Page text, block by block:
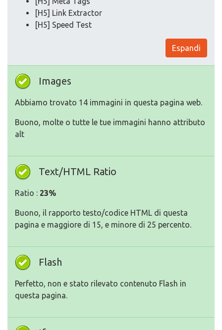
[H5] Link Extractor
[H5] Speed Test
Espandi
Images
Abbiamo trovato 14 immagini in questa pagina web.
Buono, molte o tutte le tue immagini hanno attributo
alt
Text/HTML Ratio
Ratio : 23%
Buono, il rapporto testo/codice HTML di questa
pagina e maggiore di 15, e minore di 25 percento.
Flash
Perfetto, non e stato rilevato contenuto Flash in
questa pagina.